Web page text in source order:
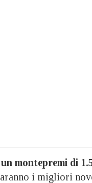
un montepremi di
i migliori